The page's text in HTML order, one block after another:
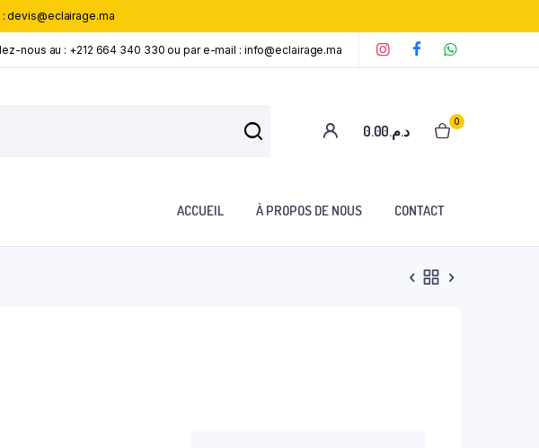
devis@eclairage.ma
nous au : +212 664 340 330 ou par e-mail : info@eclairage.ma
د.م.0.00
0
ACCUEIL À PROPOS DE NOUS CONTACT